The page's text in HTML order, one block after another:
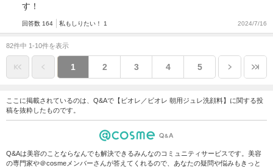
す！
回答数 164 私もしりたい！ 1 2024/7/16
82件中 1-10件を表示
1 2 3 4 5
ここに掲載されているのは、Q&Aで【ビオレ／ビオレ 朝用ジュレ洗顔料】に関する投
稿を抜粋したものです。
Q&Aは美容のことならなんでも解決できるみんなのコミュニティサービスです。美容
の専門家や＠cosmeメンバーさんが答えてくれるので、あなたの疑問や悩みもきっと